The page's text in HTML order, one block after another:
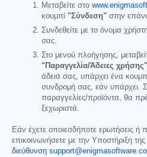
Μεταβείτε στο
κουμπί "Σύνδεση" στην
Συνδεθείτε με το όνομα
σας.
Στο μενού πλοήγησης,
"Παραγγελία/Άδειες
άδειά σας, υπάρχει ένα
συνδρομή σας, εάν υπάρχει.
παραγγελίες/προϊόντα, θα
ξεχωριστά.
Εάν έχετε οποιεσδήποτε ερωτήσεις ή
επικοινωνήσετε με την Υποστήριξη
διεύθυνση